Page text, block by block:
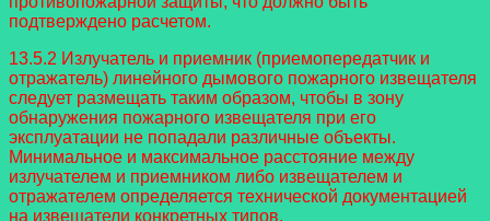
подтверждено расчетом.
13.5.2 Излучатель и приемник (приемопередатчик и
отражатель) линейного дымового пожарного извещателя
следует размещать таким образом, чтобы в зону
обнаружения пожарного извещателя при его
эксплуатации не попадали различные объекты.
Минимальное и максимальное расстояние между
излучателем и приемником либо извещателем и
отражателем определяется технической документацией
на извещатели конкретных типов.